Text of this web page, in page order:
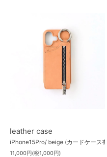
leather case
iPhone15Pro/ beige (カードケース有)
11,000円(税1,000円)